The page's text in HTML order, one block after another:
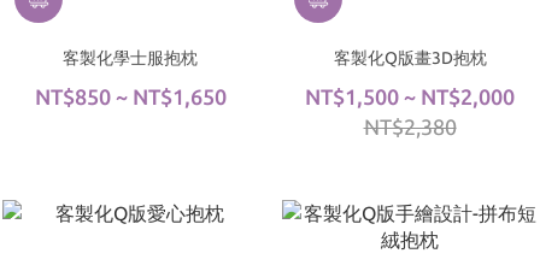
客製化學士服抱枕
NT$850 ~ NT$1,650
客製化Q版畫3D抱枕
NT$1,500 ~ NT$2,000
NT$2,380